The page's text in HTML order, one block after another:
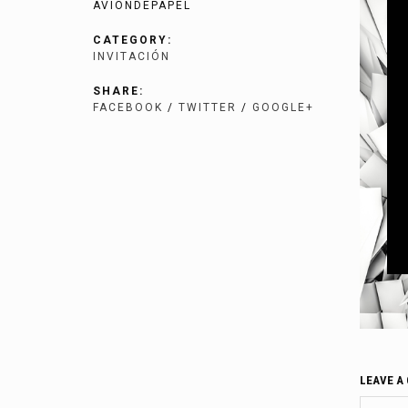
AVIONDEPAPEL
CATEGORY:
INVITACIÓN
SHARE:
FACEBOOK / TWITTER / GOOGLE+
LEAVE A